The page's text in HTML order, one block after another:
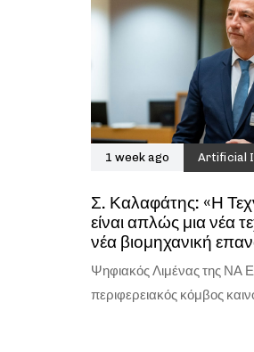
1 week ago Artificial
Σ. Καλαφάτης: «Η
είναι απλώς μια νέα
νέα βιομηχανική
Ψηφιακός Λιμένας της ΝΑ
περιφερειακός κόμβος